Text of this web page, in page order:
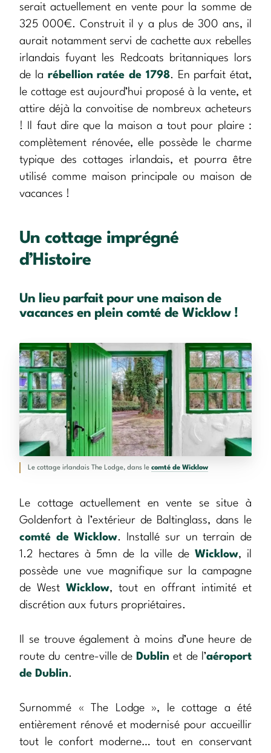
serait actuellement en vente pour la somme de
325 000€. Construit il y a plus de 300 ans, il
aurait notamment servi de cachette aux rebelles
irlandais fuyant les Redcoats britanniques lors
de la rébellion ratée de 1798. En parfait état,
le cottage est aujourd’hui proposé à la vente, et
attire déjà la convoitise de nombreux acheteurs
! Il faut dire que la maison a tout pour plaire :
complètement rénovée, elle possède le charme
typique des cottages irlandais, et pourra être
utilisé comme maison principale ou maison de
vacances !
Un cottage imprégné
d’Histoire
Un lieu parfait pour une maison de
vacances en plein comté de Wicklow !
Le cottage irlandais The Lodge, dans le comté de Wicklow
Le cottage actuellement en vente se situe à
Goldenfort à l’extérieur de Baltinglass, dans le
comté de Wicklow. Installé sur un terrain de
1.2 hectares à 5mn de la ville de Wicklow, il
possède une vue magnifique sur la campagne
de West Wicklow, tout en offrant intimité et
discrétion aux futurs propriétaires.
Il se trouve également à moins d’une heure de
route du centre-ville de Dublin et de l’aéroport
de Dublin.
Surnommé « The Lodge », le cottage a été
entièrement rénové et modernisé pour accueillir
tout le confort moderne… tout en conservant